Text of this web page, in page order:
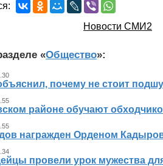
Новости СМИ2
«Общество»:
почему не стоит
районе обучают
награжден Орденом
провели урок мужества